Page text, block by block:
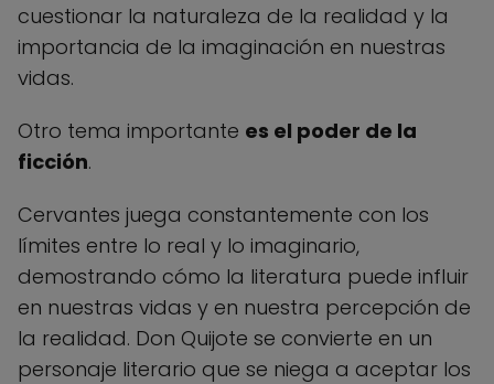
cuestionar la naturaleza de la realidad y la
importancia de la imaginación en nuestras
vidas.
Otro tema importante es el poder de la
ficción.
Cervantes juega constantemente con los
límites entre lo real y lo imaginario,
demostrando cómo la literatura puede influir
en nuestras vidas y en nuestra percepción de
la realidad. Don Quijote se convierte en un
personaje literario que se niega a aceptar los